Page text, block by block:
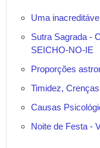
Uma
Sutra Sagrada -
SEICHO-NO-IE
Proporções
Timidez,
Causas
Noite de Festa -